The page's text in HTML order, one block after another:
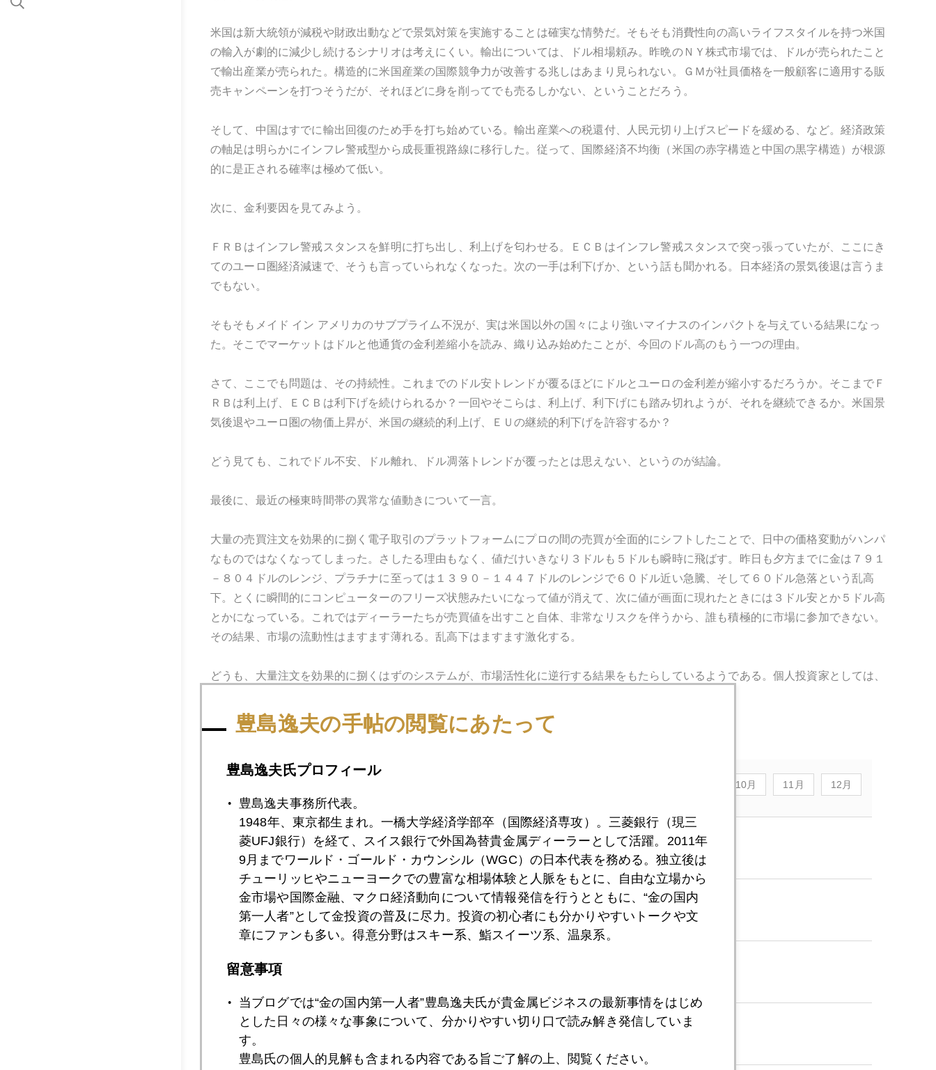
米国は新大統領が減税や財政出動などで景気対策を実施することは確実な情勢だ。そもそも消費性向の高いライフスタイルを持つ米国
の輸入が劇的に減少し続けるシナリオは考えにくい。輸出については、ドル相場頼み。昨晩のＮＹ株式市場では、ドルが売られたこと
で輸出産業が売られた。構造的に米国産業の国際競争力が改善する兆しはあまり見られない。ＧＭが社員価格を一般顧客に適用する販
売キャンペーンを打つそうだが、それほどに身を削ってでも売るしかない、ということだろう。
そして、中国はすでに輸出回復のため手を打ち始めている。輸出産業への税還付、人民元切り上げスピードを緩める、など。経済政策
の軸足は明らかにインフレ警戒型から成長重視路線に移行した。従って、国際経済不均衡（米国の赤字構造と中国の黒字構造）が根源
的に是正される確率は極めて低い。
次に、金利要因を見てみよう。
ＦＲＢはインフレ警戒スタンスを鮮明に打ち出し、利上げを匂わせる。ＥＣＢはインフレ警戒スタンスで突っ張っていたが、ここにき
てのユーロ圏経済減速で、そうも言っていられなくなった。次の一手は利下げか、という話も聞かれる。日本経済の景気後退は言うま
でもない。
そもそもメイド イン アメリカのサブプライム不況が、実は米国以外の国々により強いマイナスのインパクトを与えている結果になっ
た。そこでマーケットはドルと他通貨の金利差縮小を読み、織り込み始めたことが、今回のドル高のもう一つの理由。
さて、ここでも問題は、その持続性。これまでのドル安トレンドが覆るほどにドルとユーロの金利差が縮小するだろうか。そこまでＦ
ＲＢは利上げ、ＥＣＢは利下げを続けられるか？一回やそこらは、利上げ、利下げにも踏み切れようが、それを継続できるか。米国景
気後退やユーロ圏の物価上昇が、米国の継続的利上げ、ＥＵの継続的利下げを許容するか？
どう見ても、これでドル不安、ドル離れ、ドル凋落トレンドが覆ったとは思えない、というのが結論。
最後に、最近の極東時間帯の異常な値動きについて一言。
大量の売買注文を効果的に捌く電子取引のプラットフォームにプロの間の売買が全面的にシフトしたことで、日中の価格変動がハンパ
なものではなくなってしまった。さしたる理由もなく、値だけいきなり３ドルも５ドルも瞬時に飛ばす。昨日も夕方までに金は７９１
－８０４ドルのレンジ、プラチナに至っては１３９０－１４４７ドルのレンジで６０ドル近い急騰、そして６０ドル急落という乱高
下。とくに瞬間的にコンピューターのフリーズ状態みたいになって値が消えて、次に値が画面に現れたときには３ドル安とか５ドル高
とかになっている。これではディーラーたちが売買値を出すこと自体、非常なリスクを伴うから、誰も積極的に市場に参加できない。
その結果、市場の流動性はますます薄れる。乱高下はますます激化する。
どうも、大量注文を効果的に捌くはずのシステムが、市場活性化に逆行する結果をもたらしているようである。個人投資家としては、
10月 11月 12月
2008年08月29日 新たな需給均衡価格の模索が続く
2008年08月25日 金↑ならオバマ、↓ならマケイン？
2008年08月22日
2008年08月21日
豊島逸夫の手帖の閲覧にあたって
豊島逸夫氏プロフィール
豊島逸夫事務所代表。
1948年、東京都生まれ。一橋大学経済学部卒（国際経済専攻）。三菱銀行（現三
菱UFJ銀行）を経て、スイス銀行で外国為替貴金属ディーラーとして活躍。2011年
9月までワールド・ゴールド・カウンシル（WGC）の日本代表を務める。独立後は
チューリッヒやニューヨークでの豊富な相場体験と人脈をもとに、自由な立場から
金市場や国際金融、マクロ経済動向について情報発信を行うとともに、“金の国内
第一人者”として金投資の普及に尽力。投資の初心者にも分かりやすいトークや文
章にファンも多い。得意分野はスキー系、鮨スイーツ系、温泉系。
留意事項
当ブログでは“金の国内第一人者”豊島逸夫氏が貴金属ビジネスの最新事情をはじめ
とした日々の様々な事象について、分かりやすい切り口で読み解き発信していま
す。
豊島氏の個人的見解も含まれる内容である旨ご了解の上、閲覧ください。